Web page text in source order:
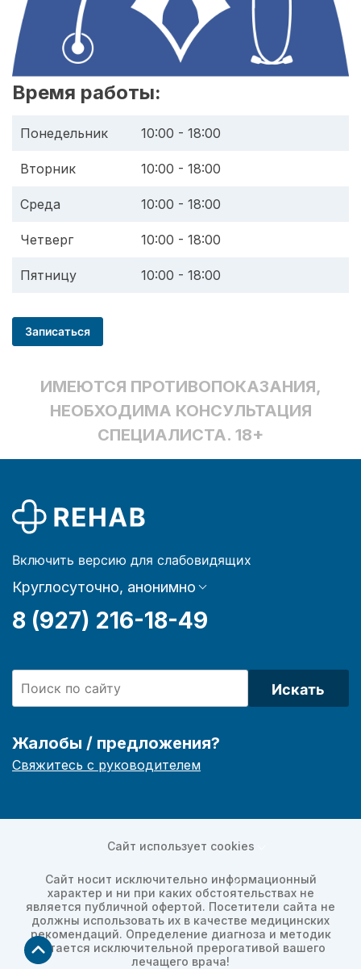
Время работы:
Понедельник 10:00 - 18:00
Вторник 10:00 - 18:00
Среда 10:00 - 18:00
Четверг 10:00 - 18:00
Пятницу 10:00 - 18:00
Записаться
ИМЕЮТСЯ ПРОТИВОПОКАЗАНИЯ,
НЕОБХОДИМА КОНСУЛЬТАЦИЯ
СПЕЦИАЛИСТА. 18+
Включить версию для слабовидящих
Круглосуточно, анонимно
8 (927) 216-18-49
Искать
Жалобы / предложения?
Свяжитесь с руководителем
Сайт использует cookies
Сайт носит исключительно информационный
характер и ни при каких обстоятельствах не
является публичной офертой. Посетители сайта не
должны использовать их в качестве медицинских
рекомендаций. Определение диагноза и методик
остается исключительной прерогативой вашего
лечащего врача!